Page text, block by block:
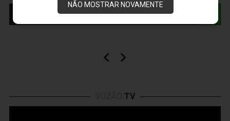
ÚLTIMOS VÍDEOS DA VOZÃO TV
VOZÃO TV
NÃO MOSTRAR NOVAMENTE